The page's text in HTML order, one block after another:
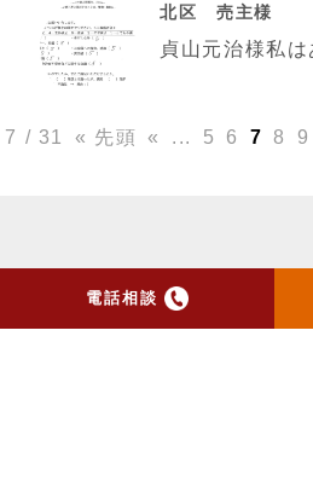
電話相談
北区 売主様
7 / 31 « 先頭 « ... 5 6 7 8 9